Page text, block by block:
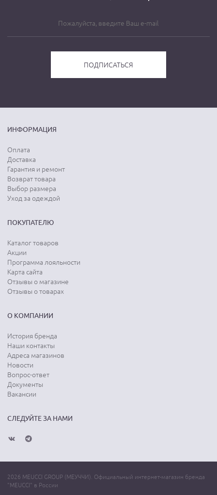
ИНФОРМАЦИЯ
Оплата
Доставка
Гарантия и ремонт
Возврат товара
Выбор размера
Уход за одеждой
ПОКУПАТЕЛЮ
Каталог товаров
Акции
Программа лояльности
Карта сайта
Отзывы о магазине
Отзывы о товарах
О КОМПАНИИ
История бренда
Наши контакты
Адреса магазинов
Новости
Вопрос-ответ
Документы
Вакансии
СЛЕДУЙТЕ ЗА НАМИ
2026 MEUCCI GROUP (МЕУЧЧИ). Официальный интернет-магазин бренда
"MEUCCI" в России